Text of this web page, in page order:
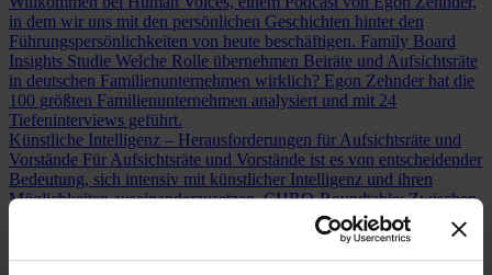
in dem wir uns mit den persönlichen Geschichten hinter den
Führungspersönlichkeiten von heute beschäftigen. Family Board
Insights Studie Welche Rolle übernehmen Beiräte und Aufsichtsräte
in deutschen Familienunternehmen wirklich? Egon Zehnder hat die
100 größten Familienunternehmen analysiert und mit 24
Tiefeninterviews geführt.
Künstliche Intelligenz – Herausforderungen für Aufsichtsräte und
Vorstände Für Aufsichtsräte und Vorstände ist es von entscheidender
Bedeutung, sich intensiv mit künstlicher Intelligenz und ihren
Möglichkeiten auseinanderzusetzen.CHRO-Roundtable: Zwischen
Hallo, danke, bitte – viele Menschen
neigen dazu, im Dialog mit generativer Künstlicher Intelligenz
Höflichkeitsfloskeln zu verwenden. Dabei entstehen parasoziale